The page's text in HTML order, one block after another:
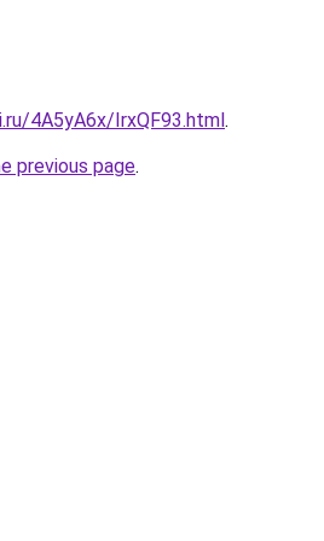
4A5yA6x/IrxQF93.html.
previous page.